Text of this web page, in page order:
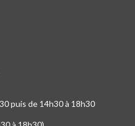
puis de 14h30 à 18h30